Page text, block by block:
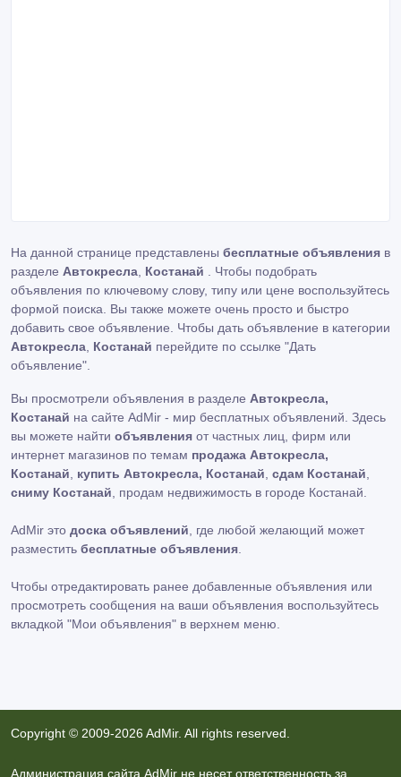
На данной странице представлены бесплатные объявления в
разделе Автокресла Костанай . Чтобы подобрать
объявления по ключевому слову, типу или цене воспользуйтесь
формой поиска. Вы также можете очень просто и быстро
добавить свое объявление. Чтобы дать объявление в категории
Автокресла Костанай перейдите по ссылке "Дать
объявление"
Вы просмотрели объявления в разделе Автокресла,
Костанай на сайте AdMir - мир бесплатных объявлений. Здесь
вы можете найти объявления от частных лиц, фирм или
интернет магазинов по темам продажа Автокресла,
Костанай
купить Автокресла, Костанай сдам Костанай
сниму Костанай , продам недвижимость в городе Костанай.
AdMir это доска объявлений , где любой желающий может
разместить бесплатные объявления
Чтобы отредактировать ранее добавленные объявления или
просмотреть сообщения на ваши объявления воспользуйтесь
вкладкой "Мои объявления" в верхнем меню.
Copyright © 2009-2026 AdMir. All rights reserved.
Администрация сайта AdMir не несет ответственность за